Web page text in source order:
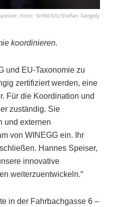
Foto: WINEGG/Stefan Gergely
koordinieren.
und EU-Taxonomie zu
zertifiziert werden, eine
Für die Koordination und
zuständig. Sie
und externen
von WINEGG ein. Ihr
Hannes Speiser,
innovative
weiterzuentwickeln.“
in der Fahrbachgasse 6 –